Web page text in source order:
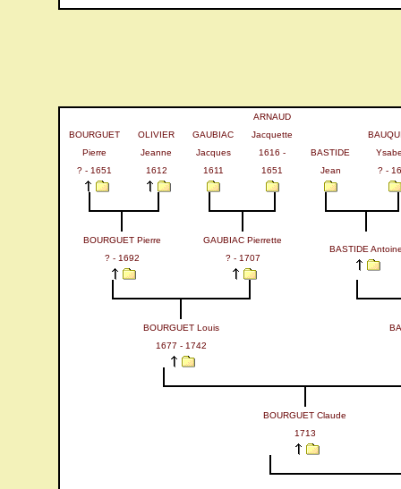
BOURGUET
Pierre
? - 1651
OLIVIER
Jeanne
1612
GAUBIAC
Jacques
1611
ARNAUD
Jacquette
1616 -
1651
BASTIDE
Jean
? -
BOURGUET Pierre
? - 1692
GAUBIAC Pierrette
? - 1707
BASTIDE
BOURGUET Louis
1677 - 1742
BOURGUET Claude
1713